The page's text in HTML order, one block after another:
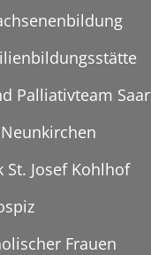
Palliativteam Saar
Josef Kohlhof
Frauen